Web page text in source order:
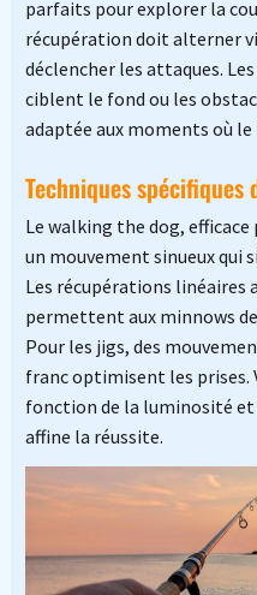
parfaits pour explorer la
récupération doit alterner
déclencher les attaques.
ciblent le fond ou les
adaptée aux moments où
Techniques spécifiques
Le walking the dog,
un mouvement sinueux qui
Les récupérations linéaires
permettent aux minnows
Pour les jigs, des
franc optimisent les prises.
fonction de la luminosité
affine la réussite.